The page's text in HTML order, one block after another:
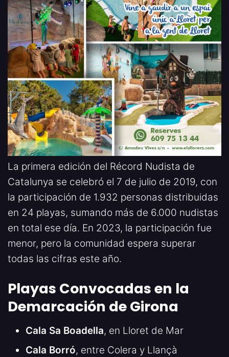
La primera edición del Récord Nudista de
Catalunya se celebró el 7 de julio de 2019, con
la participación de 1.932 personas distribuidas
en 24 playas, sumando más de 6.000 nudistas
en total ese día. En 2023, la participación fue
menor, pero la comunidad espera superar
todas las cifras este año.
Playas Convocadas en la
Demarcación de Girona
Cala Sa Boadella, en Lloret de Mar
Cala Borró, entre Colera y Llançà